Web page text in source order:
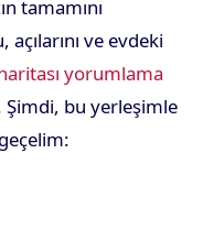
tamamını
ve evdeki
yorumlama
bu yerleşimle